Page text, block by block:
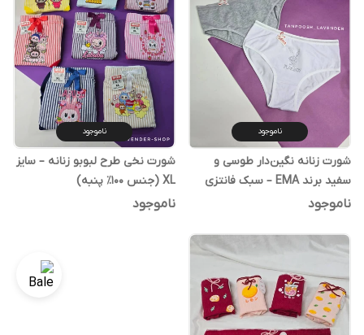
ناموجود
شورت زنانه نگین‌دار طوسی و
سفید برند EMA – سبک فانتزی
راحت و خوش‌پوش
ناموجود
ناموجود
شورت نخی طرح لبوبو زنانه – سایز
XL (جنس ۱۰۰٪ پنبه)
ناموجود